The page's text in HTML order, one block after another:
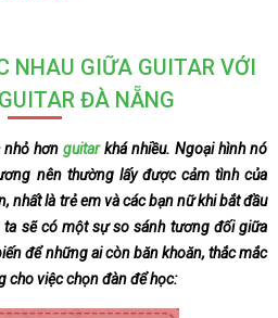
NHAU GIỮA GUITAR VỚI
ĐÀ NẴNG
nhỏ hơn guitarkhá nhiều. Ngoại hình nó
nên thường lấy được cảm tình của
nhất là trẻ em và các bạn nữ khi bắt đầu
ta sẽ có một sự so sánh tương đối giữa
để những ai còn băn khoăn, thắc mắc
cho việc chọn đàn để học: